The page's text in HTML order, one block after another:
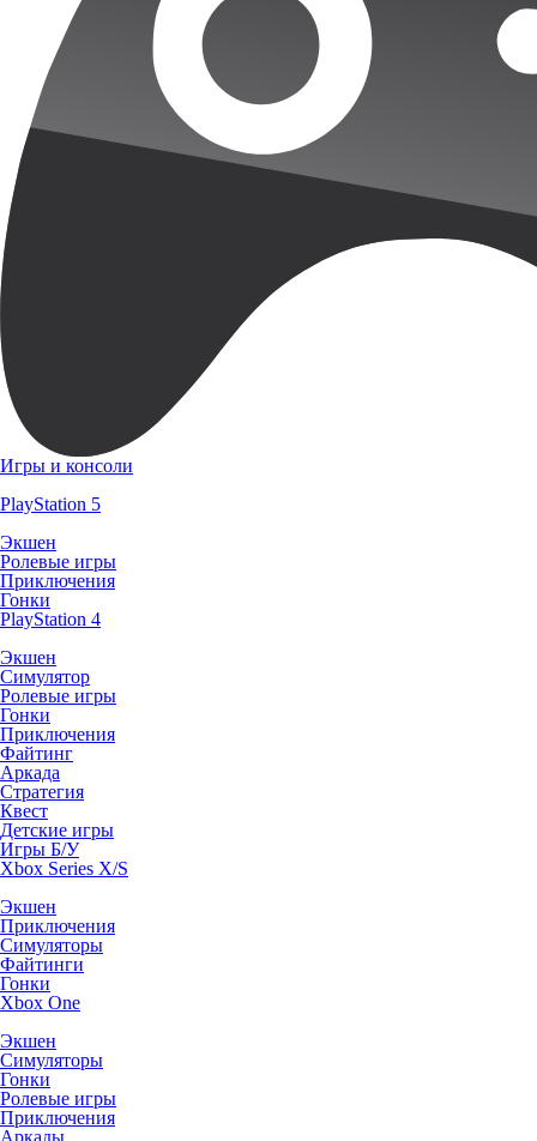
Игры и консоли
PlayStation 5
Экшен
Ролевые игры
Приключения
Гонки
PlayStation 4
Экшен
Симулятор
Ролевые игры
Гонки
Приключения
Файтинг
Аркада
Стратегия
Квест
Детские игры
Игры Б/У
Xbox Series X/S
Экшен
Приключения
Симуляторы
Файтинги
Гонки
Xbox One
Экшен
Симуляторы
Гонки
Ролевые игры
Приключения
Аркады